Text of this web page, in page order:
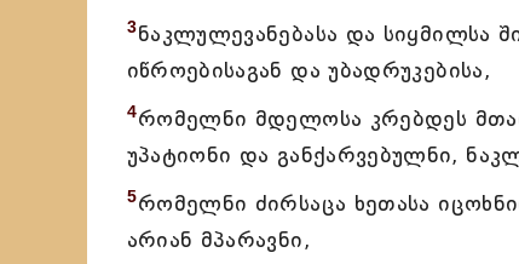
3ნაკლულევანებასა და სიყმილსა
იწროებისაგან და უბადრუკებისა,
4რომელნი მდელოსა კრებდეს
უპატიონი და განქარვებულნი,
5რომელნი ძირსაცა ხეთასა
არიან მპარავნი,